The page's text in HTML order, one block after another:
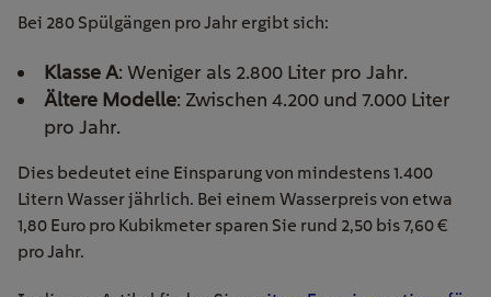
Bei 280 Spülgängen pro Jahr ergibt sich:
Klasse A: Weniger als 2.800 Liter pro Jahr.
Ältere Modelle: Zwischen 4.200 und 7.000 Liter
pro Jahr.
Dies bedeutet eine Einsparung von mindestens 1.400
Litern Wasser jährlich. Bei einem Wasserpreis von etwa
1,80 Euro pro Kubikmeter sparen Sie rund 2,50 bis 7,60 €
pro Jahr.